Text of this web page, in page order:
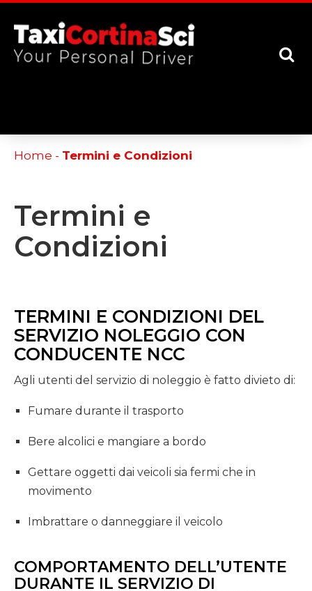
Home - Termini e Condizioni
Termini e
Condizioni
TERMINI E CONDIZIONI DEL
SERVIZIO NOLEGGIO CON
CONDUCENTE NCC
Agli utenti del servizio di noleggio è fatto divieto di:
Fumare durante il trasporto
Bere alcolici e mangiare a bordo
Gettare oggetti dai veicoli sia fermi che in
movimento
Imbrattare o danneggiare il veicolo
COMPORTAMENTO DELL’UTENTE
DURANTE IL SERVIZIO DI